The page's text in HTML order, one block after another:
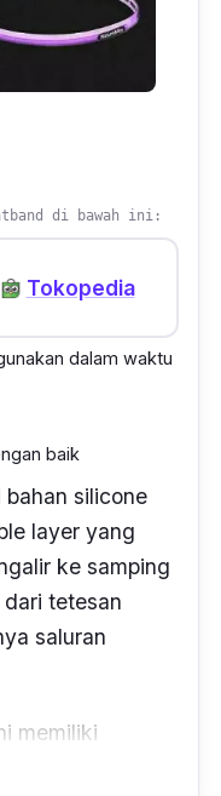
di bawah ini:
Tokopedia
dalam waktu
baik
silicone
layer yang
ke samping
tetesan
saluran
memiliki